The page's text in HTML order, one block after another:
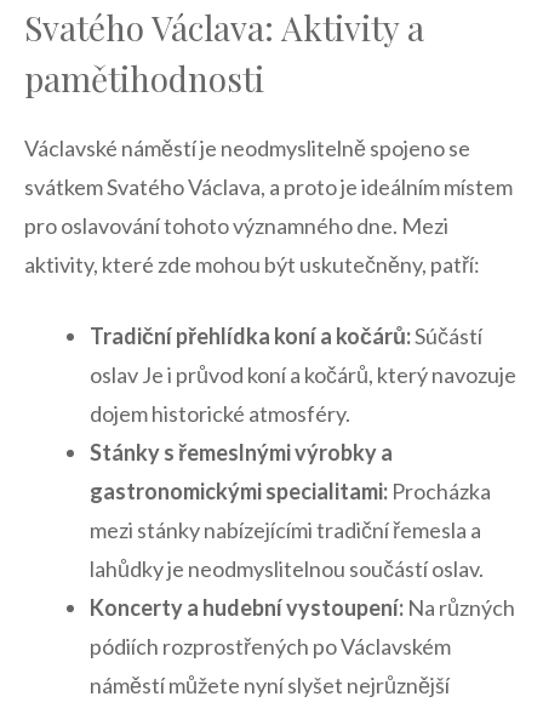
Svatého Václava: Aktivity a
⁤pamětihodnosti
Václavské⁤ náměstí je‌ neodmyslitelně spojeno⁤ se ​
svátkem Svatého Václava, ⁤a proto je ideálním místem‍
pro​ oslavování tohoto​ významného dne. Mezi
aktivity, které zde ‍mohou být uskutečněny, patří:
Tradiční přehlídka⁢ koní ⁢a kočárů:Súčástí⁢
oslav Je i průvod koní a​ kočárů, který navozuje
‌dojem historické atmosféry.
Stánky s řemeslnými ⁣výrobky a
gastronomickými specialitami: ‌Procházka
mezi stánky nabízejícími tradiční řemesla a
lahůdky je neodmyslitelnou‌ součástí ‌oslav.
Koncerty a hudební vystoupení: Na ⁤různých
pódiích‌ rozprostřených po Václavském
náměstí můžete nyní ⁣slyšet nejrůznější